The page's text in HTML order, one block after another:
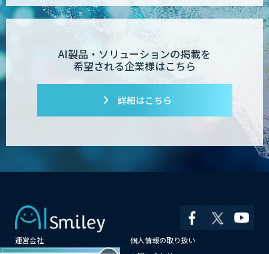
AI製品・ソリューションの掲載を
希望される企業様はこちら
詳細はこちら
運営会社
個人情報の取り扱い